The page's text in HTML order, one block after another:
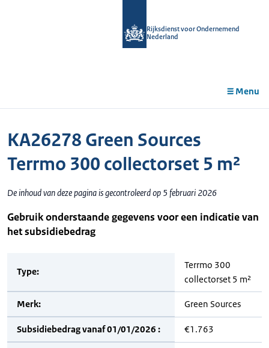
Rijksdienst voor Ondernemend
Nederland
Menu
KA26278 Green Sources
Terrmo 300 collectorset 5 m²
De inhoud van deze pagina is gecontroleerd op 5 februari 2026
Gebruik onderstaande gegevens voor een indicatie van
het subsidiebedrag
Type:
Terrmo 300
collectorset 5 m²
Merk: Green Sources
Subsidiebedrag vanaf 01/01/2026 : €1.763